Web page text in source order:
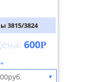
3815/3824
600Р
+
▼